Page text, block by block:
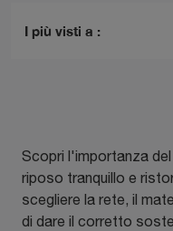
I più visti a :
Scopri l'importanza
riposo tranquillo e
scegliere la rete, il
di dare il corretto